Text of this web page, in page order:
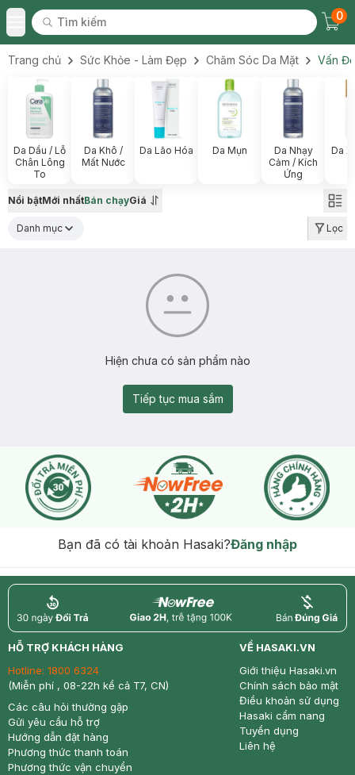
Toggle Menu
Tìm kiếm
Tìm kiếm
0
Trang chủ Sức Khỏe - Làm Đẹp Chăm Sóc Da Mặt Vấn
Da Dầu / Lỗ
Chân Lông
To
Da Khô /
Mất Nước
Da Lão Hóa Da Mụn
Da Nhạy
Cảm / Kích
Ứng
Da
Nổi bậtMới nhấtBán chạyGiá
Danh mục Lọc
Hiện chưa có sản phẩm nào
Tiếp tục mua sắm
Bạn đã có tài khoản Hasaki?Đăng nhập
return nowfree price
HỖ TRỢ KHÁCH HÀNG
Hotline: 1800 6324
(Miễn phí , 08-22h kể cả T7, CN)
Các câu hỏi thường gặp
Gửi yêu cầu hỗ trợ
Hướng dẫn đặt hàng
Phương thức thanh toán
Phương thức vận chuyển
VỀ HASAKI.VN
Giới thiệu Hasaki.vn
Chính sách bảo mật
Điều khoản sử dụng
Hasaki cẩm nang
Tuyển dụng
Liên hệ